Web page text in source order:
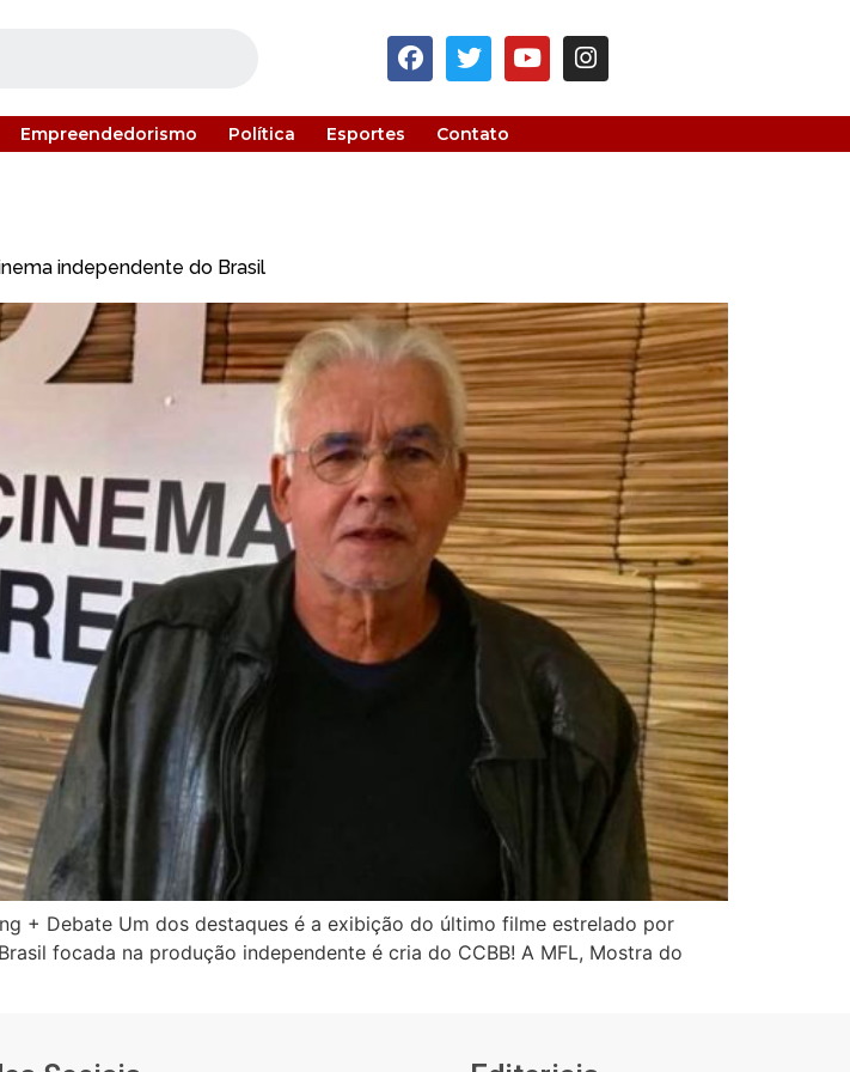
Empreendedorismo Política Esportes Contato
independente do Brasil
+ Debate Um dos destaques é a exibição do último filme estrelado por
focada na produção independente é cria do CCBB! A MFL, Mostra do